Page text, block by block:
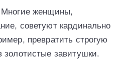
Многие женщины,
советуют кардинально
превратить строгую
золотистые завитушки.